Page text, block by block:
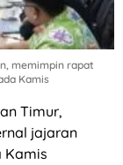
memimpin rapat
Kamis
Timur,
jajaran
Kamis